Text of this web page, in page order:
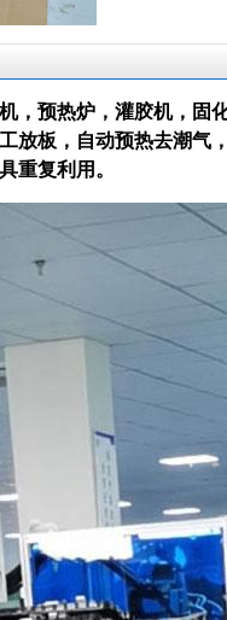
机，预热炉，灌胶机，固
放板，自动预热去潮气
重复利用。